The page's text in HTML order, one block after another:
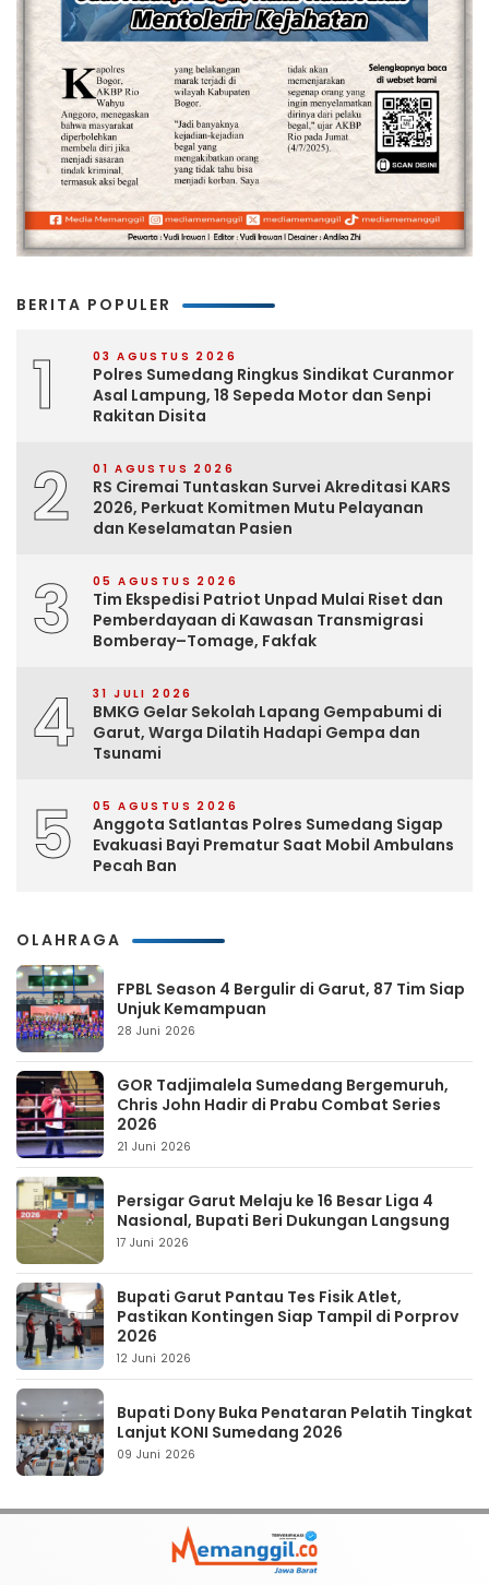
BERITA POPULER
1 03 AGUSTUS 2026
Polres Sumedang Ringkus Sindikat Curanmor
Asal Lampung, 18 Sepeda Motor dan Senpi
Rakitan Disita
2 01 AGUSTUS 2026
RS Ciremai Tuntaskan Survei Akreditasi KARS
2026, Perkuat Komitmen Mutu Pelayanan
dan Keselamatan Pasien
3 05 AGUSTUS 2026
Tim Ekspedisi Patriot Unpad Mulai Riset dan
Pemberdayaan di Kawasan Transmigrasi
Bomberay–Tomage, Fakfak
4 31 JULI 2026
BMKG Gelar Sekolah Lapang Gempabumi di
Garut, Warga Dilatih Hadapi Gempa dan
Tsunami
5 05 AGUSTUS 2026
Anggota Satlantas Polres Sumedang Sigap
Evakuasi Bayi Prematur Saat Mobil Ambulans
Pecah Ban
OLAHRAGA
FPBL Season 4 Bergulir di Garut, 87 Tim Siap
Unjuk Kemampuan
28 Juni 2026
GOR Tadjimalela Sumedang Bergemuruh,
Chris John Hadir di Prabu Combat Series
2026
21 Juni 2026
Persigar Garut Melaju ke 16 Besar Liga 4
Nasional, Bupati Beri Dukungan Langsung
17 Juni 2026
Bupati Garut Pantau Tes Fisik Atlet,
Pastikan Kontingen Siap Tampil di Porprov
2026
12 Juni 2026
Bupati Dony Buka Penataran Pelatih Tingkat
Lanjut KONI Sumedang 2026
09 Juni 2026